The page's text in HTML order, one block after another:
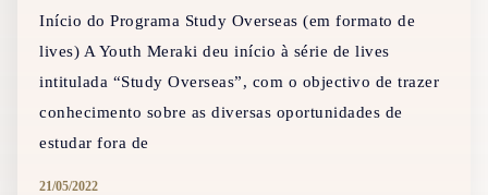
Início do Programa Study Overseas (em formato de
lives) A Youth Meraki deu início à série de lives
intitulada “Study Overseas”, com o objectivo de trazer
conhecimento sobre as diversas oportunidades de
estudar fora de
21/05/2022